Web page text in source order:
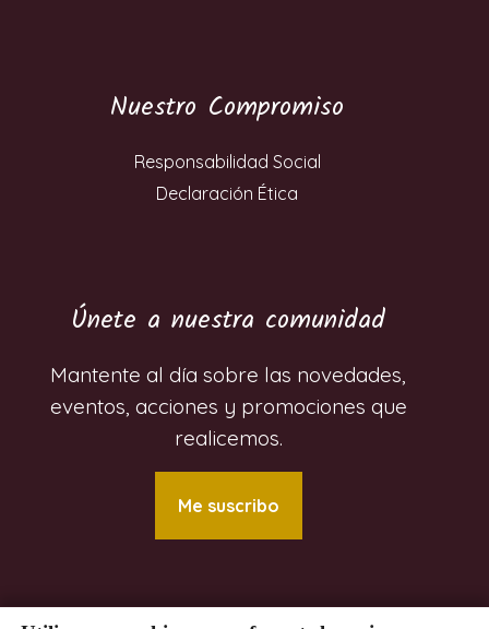
Nuestro Compromiso
Responsabilidad Social
Declaración Ética
Únete a nuestra comunidad
Mantente al día sobre las novedades,
eventos, acciones y promociones que
realicemos.
Me suscribo